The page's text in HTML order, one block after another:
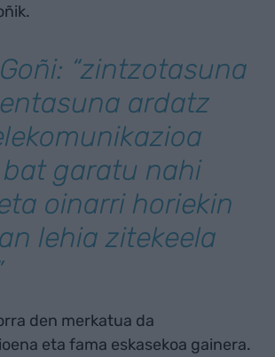
“zintzotasuna
ardatz
garatu nahi
oinarri horiekin
lehia zitekeela
den merkatua da
eta fama eskasekoa gainera.